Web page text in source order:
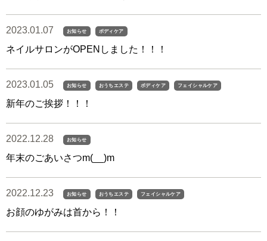
2023.01.07 お知らせ ボディケア
ネイルサロンがOPENしました！！！
2023.01.05 お知らせ おうちエステ ボディケア フェイシャルケア
新年のご挨拶！！！
2022.12.28 お知らせ
年末のごあいさつm(__)m
2022.12.23 お知らせ おうちエステ フェイシャルケア
お顔のゆがみは首から！！